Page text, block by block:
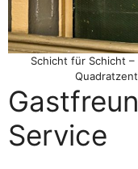
Schicht für Schicht
Service